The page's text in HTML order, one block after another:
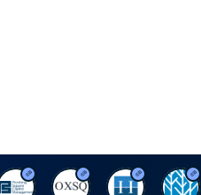
P O H H